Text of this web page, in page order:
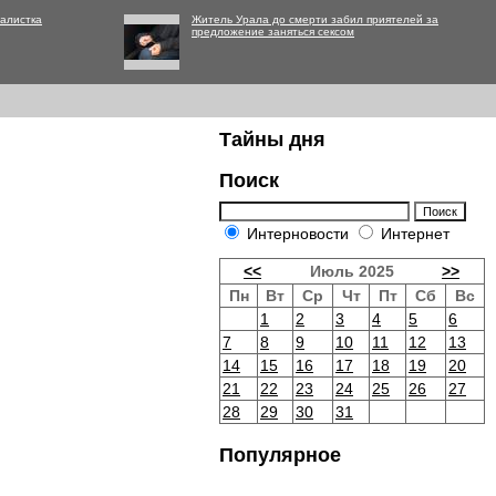
Житель Урала до смерти забил приятелей за
предложение заняться сексом
Тайны дня
Поиск
Интерновости Интернет
<< Июль 2025
>>
Пн
Вт Ср Чт Пт Сб
Вс
1
2 3 4 5
6
7
8 9 10 11 12
13
14
15 16 17 18 19
20
21
22 23 24 25 26
27
28
29 30 31
Популярное